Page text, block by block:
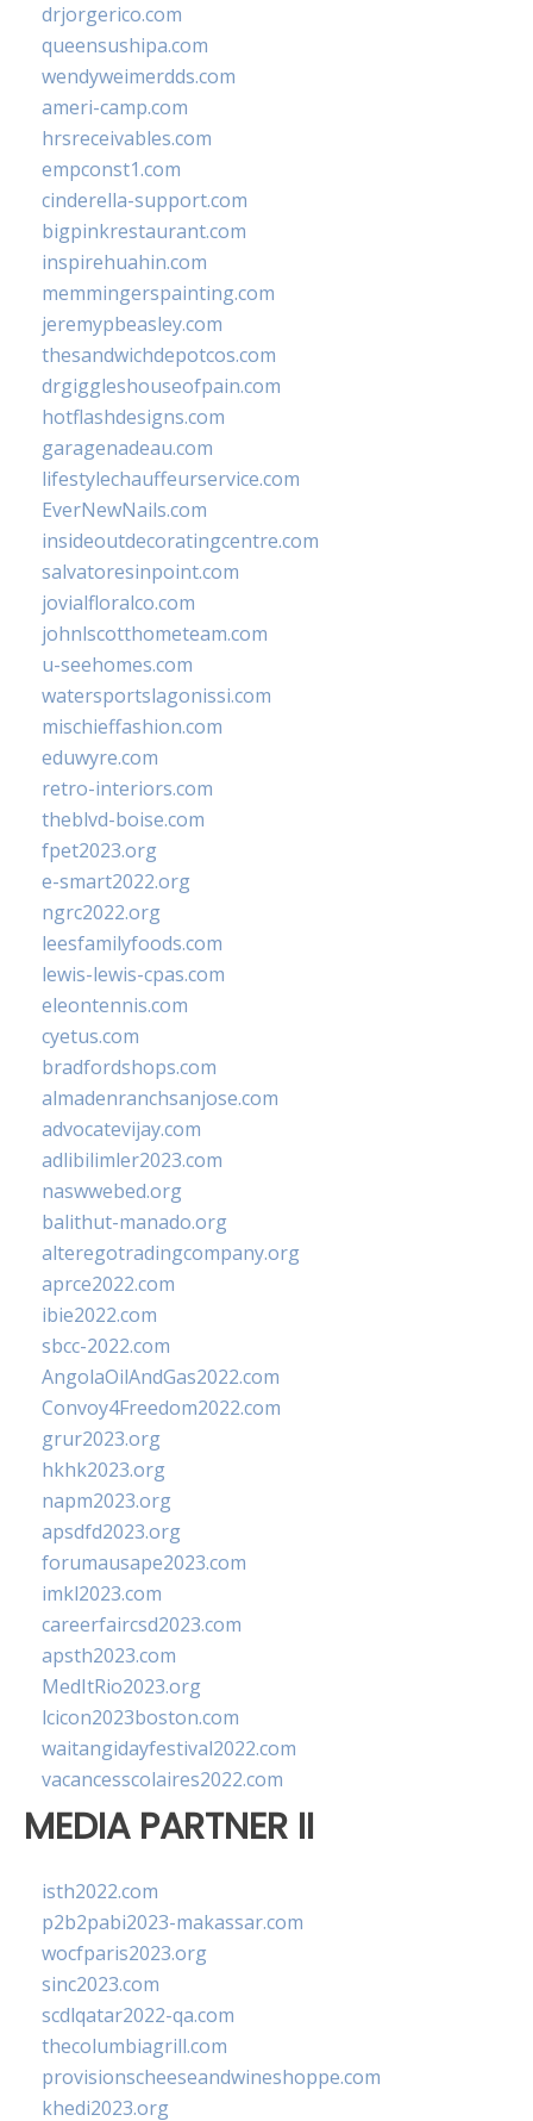
drjorgerico.com
queensushipa.com
wendyweimerdds.com
ameri-camp.com
hrsreceivables.com
empconst1.com
cinderella-support.com
bigpinkrestaurant.com
inspirehuahin.com
memmingerspainting.com
jeremypbeasley.com
thesandwichdepotcos.com
drgiggleshouseofpain.com
hotflashdesigns.com
garagenadeau.com
lifestylechauffeurservice.com
EverNewNails.com
insideoutdecoratingcentre.com
salvatoresinpoint.com
jovialfloralco.com
johnlscotthometeam.com
u-seehomes.com
watersportslagonissi.com
mischieffashion.com
eduwyre.com
retro-interiors.com
theblvd-boise.com
fpet2023.org
e-smart2022.org
ngrc2022.org
leesfamilyfoods.com
lewis-lewis-cpas.com
eleontennis.com
cyetus.com
bradfordshops.com
almadenranchsanjose.com
advocatevijay.com
adlibilimler2023.com
naswwebed.org
balithut-manado.org
alteregotradingcompany.org
aprce2022.com
ibie2022.com
sbcc-2022.com
AngolaOilAndGas2022.com
Convoy4Freedom2022.com
grur2023.org
hkhk2023.org
napm2023.org
apsdfd2023.org
forumausape2023.com
imkl2023.com
careerfaircsd2023.com
apsth2023.com
MedItRio2023.org
lcicon2023boston.com
waitangidayfestival2022.com
vacancesscolaires2022.com
MEDIA PARTNER II
isth2022.com
p2b2pabi2023-makassar.com
wocfparis2023.org
sinc2023.com
scdlqatar2022-qa.com
thecolumbiagrill.com
provisionscheeseandwineshoppe.com
khedi2023.org